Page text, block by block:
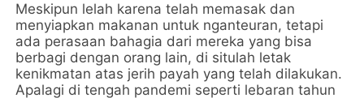
Meskipun lelah karena telah memasak dan
menyiapkan makanan untuk nganteuran, tetapi
ada perasaan bahagia dari mereka yang bisa
berbagi dengan orang lain, di situlah letak
kenikmatan atas jerih payah yang telah dilakukan.
Apalagi di tengah pandemi seperti lebaran tahun